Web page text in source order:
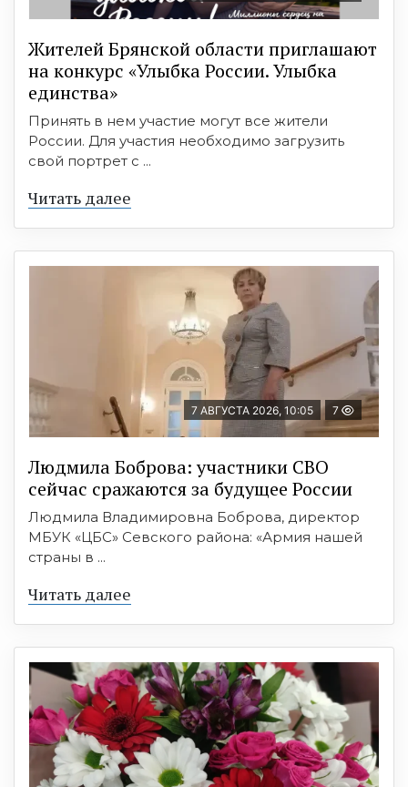
Жителей Брянской области приглашают
на конкурс «Улыбка России. Улыбка
единства»
Принять в нем участие могут все жители
России. Для участия необходимо загрузить
свой портрет с ...
Читать далее
7 АВГУСТА 2026, 10:05 7
Людмила Боброва: участники СВО
сейчас сражаются за будущее России
Людмила Владимировна Боброва, директор
МБУК «ЦБС» Севского района: «Армия нашей
страны в ...
Читать далее